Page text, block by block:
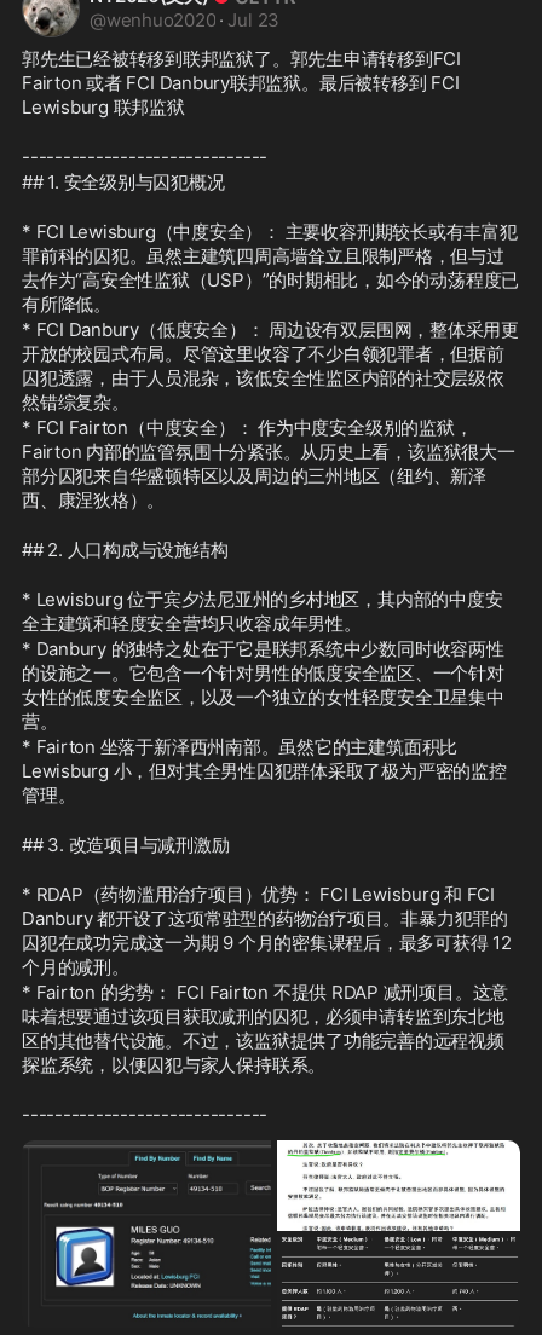
@wenhuo2020 · Jul 23
郭先生已经被转移到联邦监狱了。郭先生申请转移到FCI
Fairton 或者 FCI Danbury联邦监狱。最后被转移到 FCI
Lewisburg 联邦监狱
------------------------------
## 1. 安全级别与囚犯概况
* FCI Lewisburg（中度安全）： 主要收容刑期较长或有丰富犯
罪前科的囚犯。虽然主建筑四周高墙耸立且限制严格，但与过
去作为“高安全性监狱（USP）”的时期相比，如今的动荡程度已
有所降低。
* FCI Danbury（低度安全）： 周边设有双层围网，整体采用更
开放的校园式布局。尽管这里收容了不少白领犯罪者，但据前
囚犯透露，由于人员混杂，该低安全性监区内部的社交层级依
然错综复杂。
* FCI Fairton（中度安全）： 作为中度安全级别的监狱，
Fairton 内部的监管氛围十分紧张。从历史上看，该监狱很大一
部分囚犯来自华盛顿特区以及周边的三州地区（纽约、新泽
西、康涅狄格）。
## 2. 人口构成与设施结构
* Lewisburg 位于宾夕法尼亚州的乡村地区，其内部的中度安
全主建筑和轻度安全营均只收容成年男性。
* Danbury 的独特之处在于它是联邦系统中少数同时收容两性
的设施之一。它包含一个针对男性的低度安全监区、一个针对
女性的低度安全监区，以及一个独立的女性轻度安全卫星集中
营。
* Fairton 坐落于新泽西州南部。虽然它的主建筑面积比
Lewisburg 小，但对其全男性囚犯群体采取了极为严密的监控
管理。
## 3. 改造项目与减刑激励
* RDAP（药物滥用治疗项目）优势： FCI Lewisburg 和 FCI
Danbury 都开设了这项常驻型的药物治疗项目。非暴力犯罪的
囚犯在成功完成这一为期 9 个月的密集课程后，最多可获得 12
个月的减刑。
* Fairton 的劣势： FCI Fairton 不提供 RDAP 减刑项目。这意
味着想要通过该项目获取减刑的囚犯，必须申请转监到东北地
区的其他替代设施。不过，该监狱提供了功能完善的远程视频
探监系统，以便囚犯与家人保持联系。
------------------------------